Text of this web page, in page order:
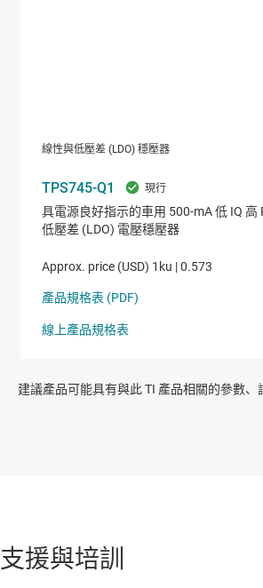
建議產品可能具有與此 TI 產品相關的參數、
支援與培訓